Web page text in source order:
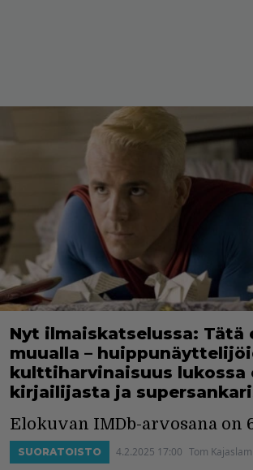
Nyt ilmaiskatselussa: Tätä
muualla –
kulttiharvinaisuus lukossa
kirjailijasta ja
Elokuvan IMDb-arvosana on
SUORATOISTO 4.2.2025 17:00 Tom